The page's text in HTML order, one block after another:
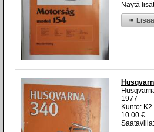
Näytä
1977
Kunto:
10.00 €